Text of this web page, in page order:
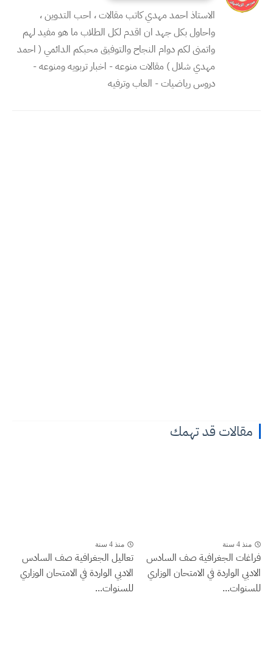
الاستاذ احمد مهدي كاتب مقالات ، احب التدوين ،
واحاول بكل جهد ان اقدم لكل الطلاب ما هو مفيد لهم
واتمنى لكم دوام النجاح والتوفيق محبكم الدائمي ( احمد
مهدي شلال ) مقالات منوعه - اخبار تربويه ومنوعه -
دروس رياضيات - العاب وترفيه
مقالات قد تهمك
منذ 4 سنة
فراغات الجغرافية صف السادس
الادبي الواردة في الامتحان الوزاري
للسنوات...
منذ 4 سنة
تعاليل الجغرافية صف السادس
الادبي الواردة في الامتحان الوزاري
للسنوات...